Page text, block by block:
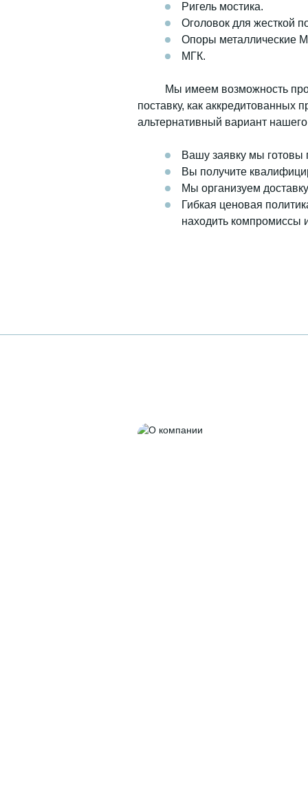
Ригель мостика.
Оголовок для жесткой
Опоры металлические
МГК.
Мы имеем возможность
поставку, как
альтернативный вариант
Вашу заявку мы готовы
Вы получите
Мы организуем
Гибкая ценовая
находить компромиссы